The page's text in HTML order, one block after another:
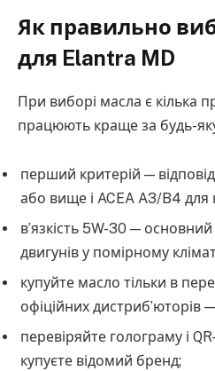
Як правильно
для Elantra MD
При виборі масла є кілька
працюють краще за будь-
перший критерій —
або вище і ACEA A3/B4 для
в’язкість 5W-30 —
двигунів у помірному
купуйте масло тільки в
офіційних дистриб’юторів
перевіряйте голограму і
купуєте відомий бренд;